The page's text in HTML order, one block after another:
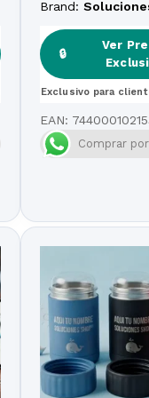
Especial Día de
Brand:
🔒
Ver
Exclusivo para
EAN:
Comprar